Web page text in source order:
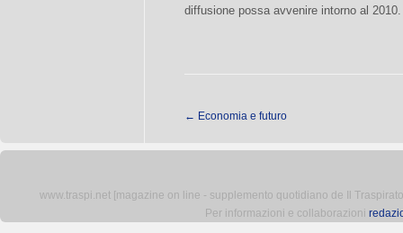
diffusione possa avvenire intorno al 2010.
← Economia e futuro
www.traspi.net [magazine on line - supplemento quotidiano de Il
Per informazioni e collaborazioni